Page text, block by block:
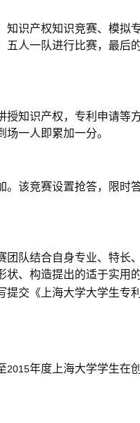
识产权知识竞赛、模拟
人一队进行比赛，最后
知识产权，专利申请等
一人即累加一分。
该竞赛设置抢答，限时
队结合自身专业、特长
、构造提出的适于实用
交《上海大学大学生专
2015年度上海大学学生在